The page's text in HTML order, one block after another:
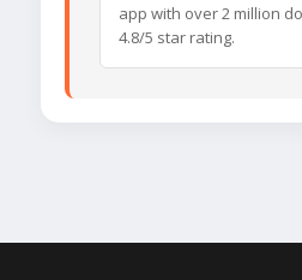
app with over 2 million
4.8/5 star rating.